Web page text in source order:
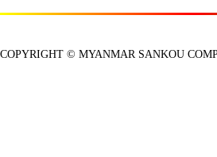
COPYRIGHT © MYANMAR SANKOU